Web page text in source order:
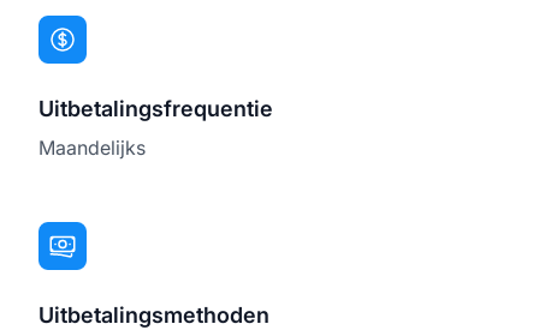
Uitbetalingsfrequentie
Maandelijks
Uitbetalingsmethoden